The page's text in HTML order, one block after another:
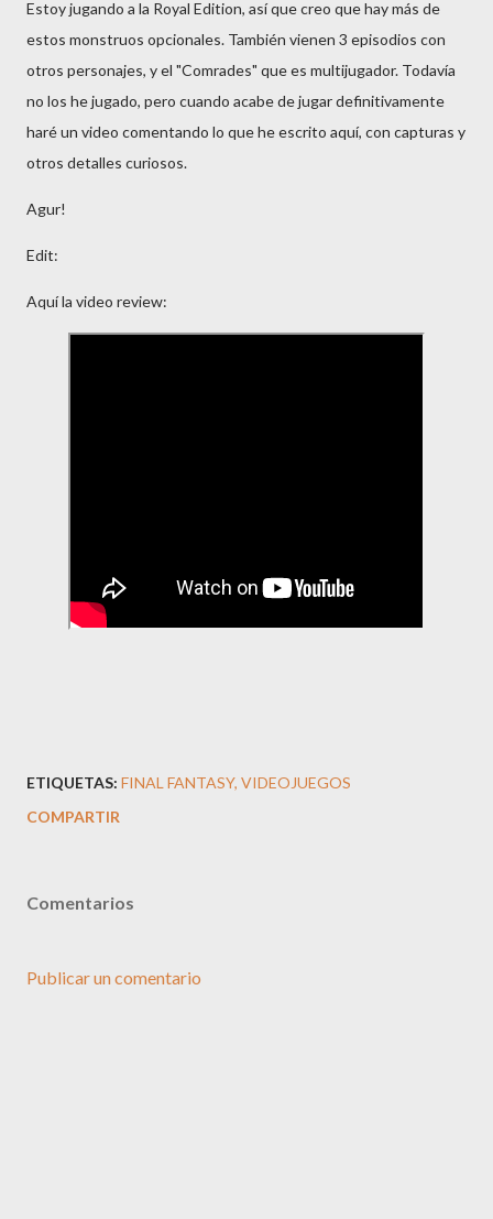
Estoy jugando a la Royal Edition, así que creo que hay más de
estos monstruos opcionales. También vienen 3 episodios con
otros personajes, y el "Comrades" que es multijugador. Todavía
no los he jugado, pero cuando acabe de jugar definitivamente
haré un video comentando lo que he escrito aquí, con capturas y
otros detalles curiosos.
Agur!
Edit:
Aquí la video review:
ETIQUETAS: FINAL FANTASY VIDEOJUEGOS
COMPARTIR
Comentarios
Publicar un comentario